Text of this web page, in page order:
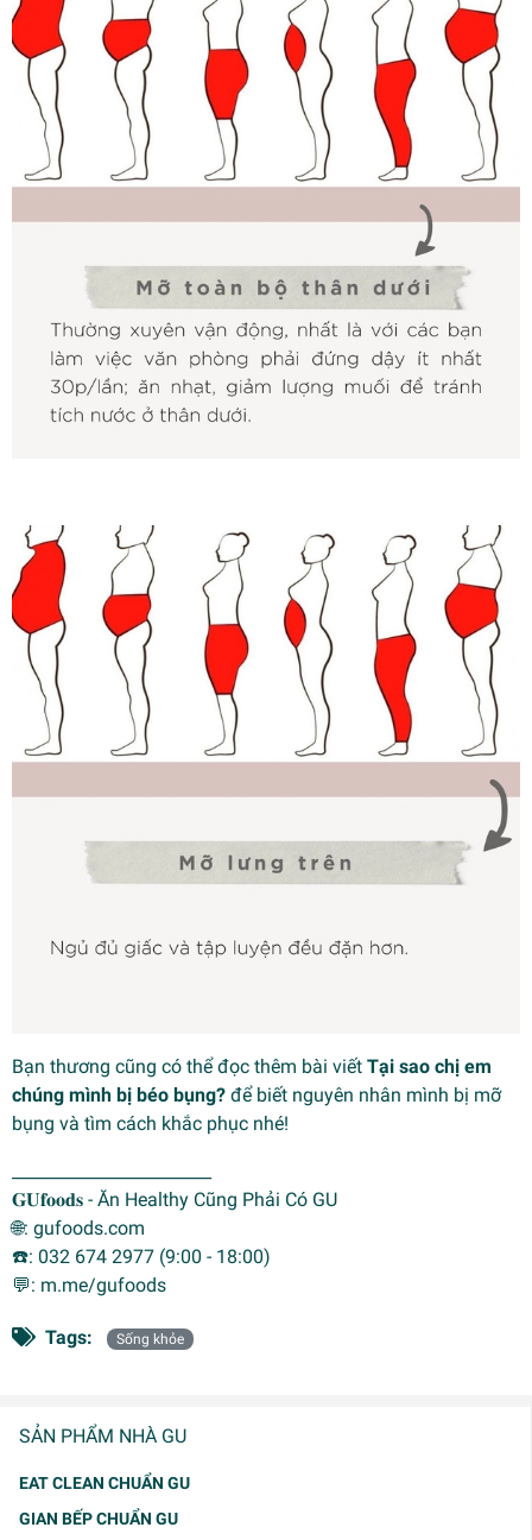
SẢN PHẨM NHÀ GU
EAT CLEAN CHUẨN GU
GIAN BẾP CHUẨN GU
Bạn thương cũng có thể đọc thêm bài viết Tại sao chị em
chúng mình bị béo bụng? để biết nguyên nhân mình bị mỡ
bụng và tìm cách khắc phục nhé!
𝐆𝐔𝐟𝐨𝐨𝐝𝐬 - Ăn Healthy Cũng Phải Có GU
🌐: gufoods.com
☎️: 032 674 2977 (9:00 - 18:00)
💬: m.me/gufoods
Tags: Sống khỏe